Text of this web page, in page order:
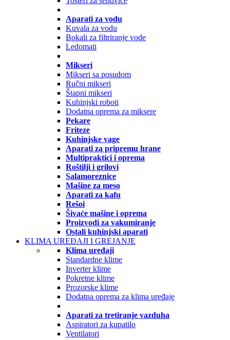
Aparati za vodu
Kuvala za vodu
Bokali za filtriranje vode
Ledomati
Mikseri
Mikseri sa posudom
Ručni mikseri
Štapni mikseri
Kuhinjski roboti
Dodatna oprema za miksere
Pekare
Friteze
Kuhinjske vage
Aparati za pripremu hrane
Multipraktici i oprema
Roštilji i grilovi
Salamoreznice
Mašine za meso
Aparati za kafu
Rešoi
Šivaće mašine i oprema
Proizvodi za vakumiranje
Ostali kuhinjski aparati
KLIMA UREĐAJI I GREJANJE
Klima uređaji
Standardne klime
Inverter klime
Pokretne klime
Prozorske klime
Dodatna oprema za klima uređaje
Aparati za tretiranje vazduha
Aspiratori za kupatilo
Ventilatori